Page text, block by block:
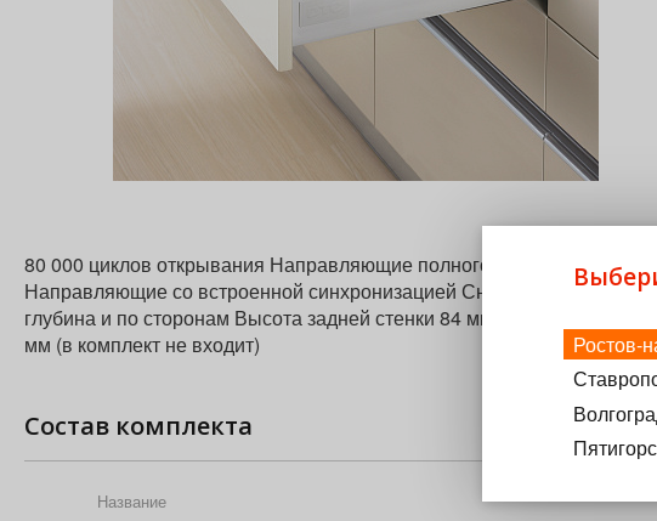
80 000 циклов открывания Направляющие полного выдвижения,
Направляющие со встроенной синхронизацией Снятие ящика без
глубина и по сторонам Высота задней стенки 84 мм Прямоугольный
мм (в комплект не входит)
Состав комплекта
Название
Ростов-